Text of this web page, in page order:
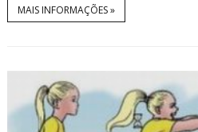
MAIS INFORMAÇÕES »